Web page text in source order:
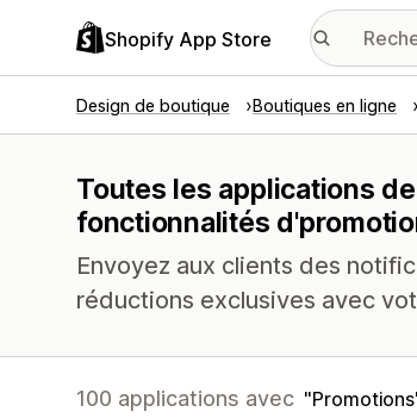
Shopify App Store
Design de boutique Boutiques en ligne
Toutes les applications
fonctionnalités
Envoyez aux clients des
réductions exclusives avec
100 applications avec Promotions